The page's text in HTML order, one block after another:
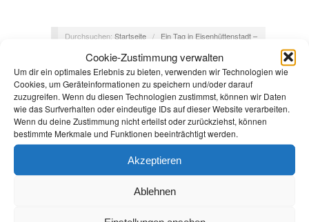
Cookie-Zustimmung verwalten
Um dir ein optimales Erlebnis zu bieten, verwenden wir Technologien wie
Cookies, um Geräteinformationen zu speichern und/oder darauf
zuzugreifen. Wenn du diesen Technologien zustimmst, können wir Daten
wie das Surfverhalten oder eindeutige IDs auf dieser Website verarbeiten.
Wenn du deine Zustimmung nicht erteilst oder zurückziehst, können
bestimmte Merkmale und Funktionen beeinträchtigt werden.
Akzeptieren
Ablehnen
Durchsuchen: Startseite /
Ein Tag in Eisenhüttenstadt –